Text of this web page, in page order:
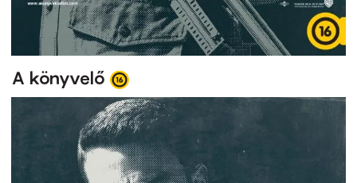
A könyvelő